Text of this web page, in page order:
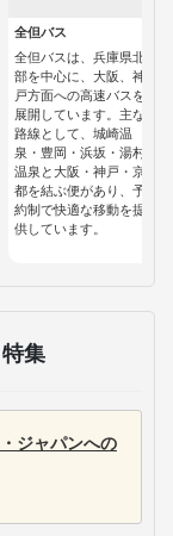
全但バス
全但バスは、兵庫県北
部を中心に、大阪、神
戸方面への高速バスを
展開しています。主な
路線として、城崎温
泉・豊岡・浜坂・湯村
温泉と大阪・神戸・京
都を結ぶ便があり、予
約制で快適な移動を提
供しています。
集
ジャパンへの